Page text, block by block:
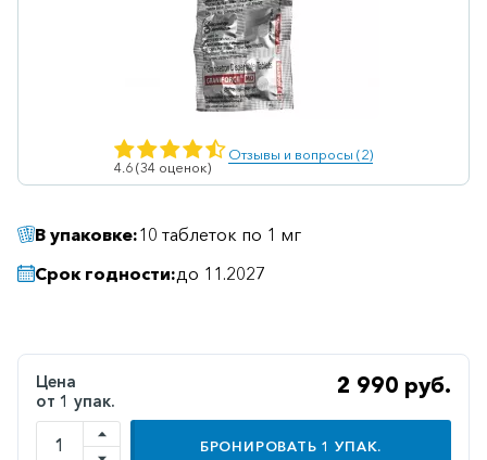
Гематологические
Гепатопротекторы
Диабетические
Желудочно-
кишечные
4.6 (34 оценок)
Отзывы и вопросы (2)
В упаковке:10 таблеток по 1 мг
Срок годности:до 11.2027
Цена
от 1 упак.
2 990 руб.
БРОНИРОВАТЬ 1 УПАК.